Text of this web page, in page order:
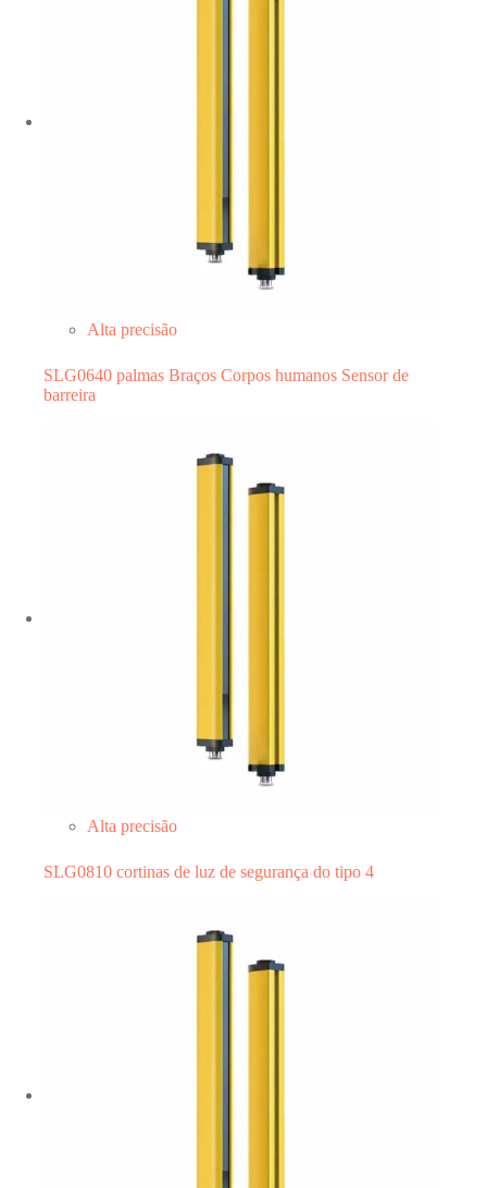
Alta precisão
SLG0640 palmas Braços Corpos humanos Sensor de
barreira
Alta precisão
SLG0810 cortinas de luz de segurança do tipo 4